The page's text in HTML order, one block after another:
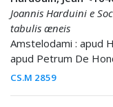
Joannis Harduini e
tabulis æneis
Amstelodami : apud
apud Petrum De
CS.M 2859